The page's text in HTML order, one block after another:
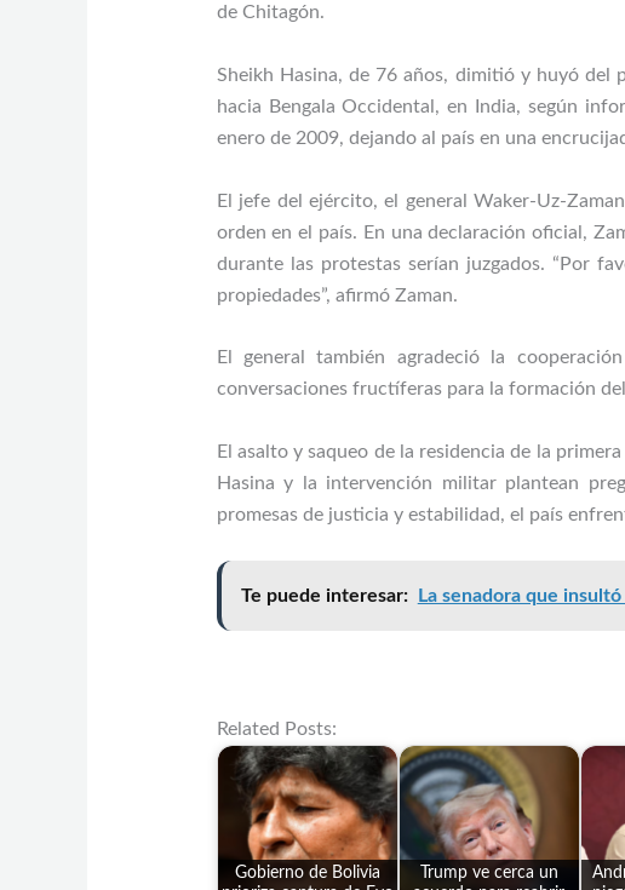
de Chitagón.
Sheikh Hasina, de 76 años, dimitió y huyó del
hacia Bengala Occidental, en India, según
enero de 2009, dejando al país en una
El jefe del ejército, el general Waker-Uz-
orden en el país. En una declaración oficial,
durante las protestas serían juzgados. “Por
propiedades”, afirmó Zaman.
El general también agradeció la
conversaciones fructíferas para la formación
El asalto y saqueo de la residencia de la
Hasina y la intervención militar plantean
promesas de justicia y estabilidad, el país
Te puede interesar: La senadora que
Related Posts:
Gobierno de Bolivia
Trump ve cerca un